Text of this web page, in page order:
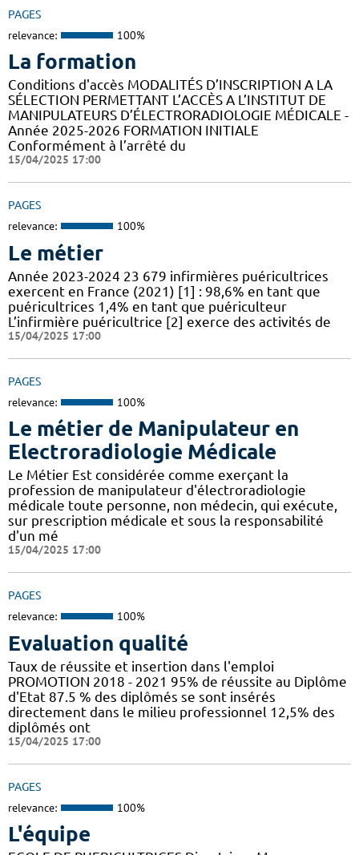
PAGES
relevance: 100%
La formation
Conditions d'accès MODALITÉS D’INSCRIPTION A LA
SÉLECTION PERMETTANT L’ACCÈS A L’INSTITUT DE
MANIPULATEURS D’ÉLECTRORADIOLOGIE MÉDICALE -
Année 2025-2026 FORMATION INITIALE
Conformément à l’arrêté du
15/04/2025 17:00
PAGES
relevance: 100%
Le métier
Année 2023-2024 23 679 infirmières puéricultrices
exercent en France (2021) [1] : 98,6% en tant que
puéricultrices 1,4% en tant que puériculteur
L’infirmière puéricultrice [2] exerce des activités de
15/04/2025 17:00
PAGES
relevance: 100%
Le métier de Manipulateur en
Electroradiologie Médicale
Le Métier Est considérée comme exerçant la
profession de manipulateur d'électroradiologie
médicale toute personne, non médecin, qui exécute,
sur prescription médicale et sous la responsabilité
d'un mé
15/04/2025 17:00
PAGES
relevance: 100%
Evaluation qualité
Taux de réussite et insertion dans l'emploi
PROMOTION 2018 - 2021 95% de réussite au Diplôme
d'Etat 87.5 % des diplômés se sont insérés
directement dans le milieu professionnel 12,5% des
diplômés ont
15/04/2025 17:00
PAGES
relevance: 100%
L'équipe